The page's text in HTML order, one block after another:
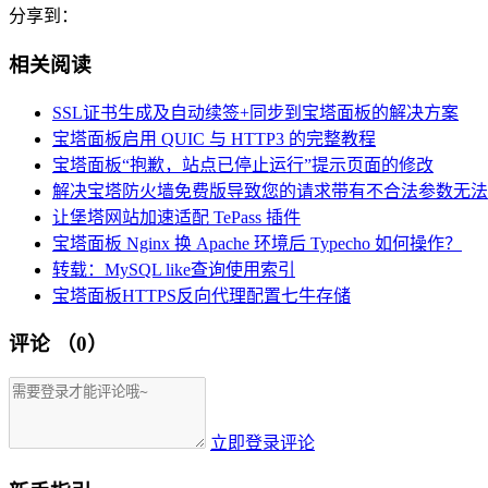
分享到：
相关阅读
SSL证书生成及自动续签+同步到宝塔面板的解决方案
宝塔面板启用 QUIC 与 HTTP3 的完整教程
宝塔面板“抱歉，站点已停止运行”提示页面的修改
解决宝塔防火墙免费版导致您的请求带有不合法参数无
让堡塔网站加速适配 TePass 插件
宝塔面板 Nginx 换 Apache 环境后 Typecho 如何操作？
转载：MySQL like查询使用索引
宝塔面板HTTPS反向代理配置七牛存储
评论 （0）
立即登录评论